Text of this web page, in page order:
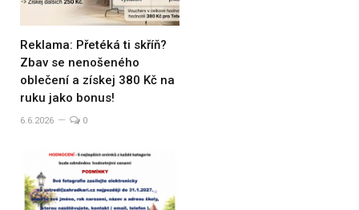
Reklama: Přetéká ti skříň?
Zbav se nenošeného
oblečení a získej 380 Kč na
ruku jako bonus!
6.6.2026 0